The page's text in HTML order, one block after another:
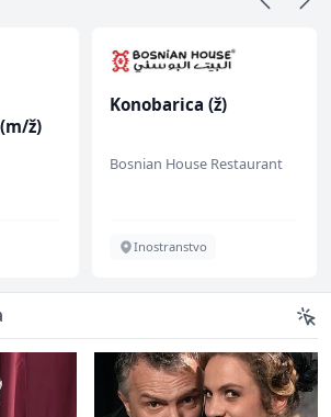
ž)
Konobarica (ž)
Bosnian House Restaurant
Inostranstvo